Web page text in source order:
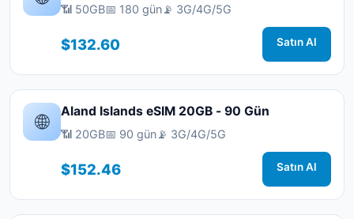
📶 50GB📅 180 gün📡 3G/4G/5G
$132.60 Satın Al
🌐 Aland Islands eSIM 20GB - 90 Gün
📶 20GB📅 90 gün📡 3G/4G/5G
$152.46 Satın Al